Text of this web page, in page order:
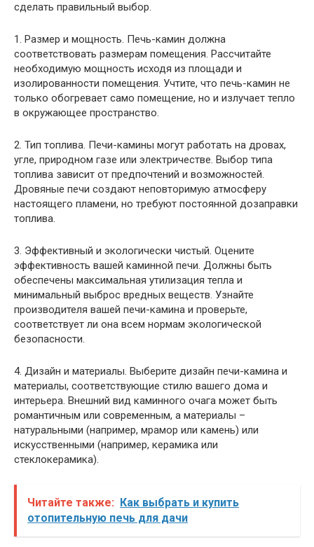
сделать правильный выбор.
1. Размер и мощность. Печь-камин должна
соответствовать размерам помещения. Рассчитайте
необходимую мощность исходя из площади и
изолированности помещения. Учтите, что печь-камин не
только обогревает само помещение, но и излучает тепло
в окружающее пространство.
2. Тип топлива. Печи-камины могут работать на дровах,
угле, природном газе или электричестве. Выбор типа
топлива зависит от предпочтений и возможностей.
Дровяные печи создают неповторимую атмосферу
настоящего пламени, но требуют постоянной дозаправки
топлива.
3. Эффективный и экологически чистый. Оцените
эффективность вашей каминной печи. Должны быть
обеспечены максимальная утилизация тепла и
минимальный выброс вредных веществ. Узнайте
производителя вашей печи-камина и проверьте,
соответствует ли она всем нормам экологической
безопасности.
4. Дизайн и материалы. Выберите дизайн печи-камина и
материалы, соответствующие стилю вашего дома и
интерьера. Внешний вид каминного очага может быть
романтичным или современным, а материалы –
натуральными (например, мрамор или камень) или
искусственными (например, керамика или
стеклокерамика).
Читайте также: Как выбрать и купить
отопительную печь для дачи